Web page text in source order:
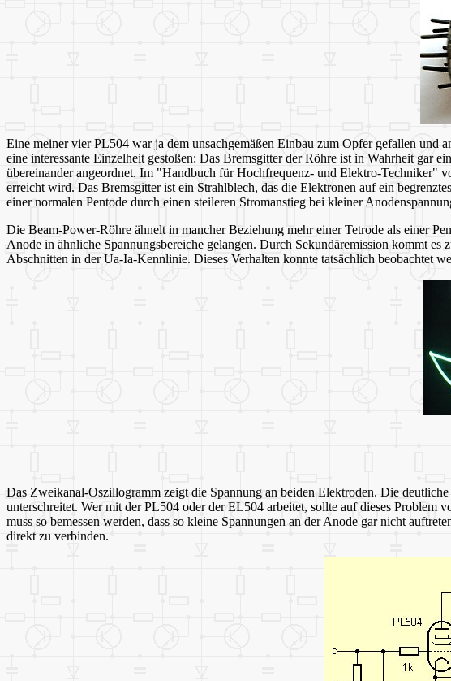
Eine meiner vier PL504 war ja dem unsachgemäßen Einbau zum Opfer gefallen und
eine interessante Einzelheit gestoßen: Das Bremsgitter der Röhre ist in Wahrheit gar
übereinander angeordnet. Im "Handbuch für Hochfrequenz- und Elektro-Techniker"
erreicht wird. Das Bremsgitter ist ein Strahlblech, das die Elektronen auf ein
einer normalen Pentode durch einen steileren Stromanstieg bei kleiner
Die Beam-Power-Röhre ähnelt in mancher Beziehung mehr einer Tetrode als einer
Anode in ähnliche Spannungsbereiche gelangen. Durch Sekundäremission kommt
Abschnitten in der Ua-Ia-Kennlinie. Dieses Verhalten konnte tatsächlich beobachtet
Das Zweikanal-Oszillogramm zeigt die Spannung an beiden Elektroden. Die
unterschreitet. Wer mit der PL504 oder der EL504 arbeitet, sollte auf dieses Problem
muss so bemessen werden, dass so kleine Spannungen an der Anode gar nicht
direkt zu verbinden.